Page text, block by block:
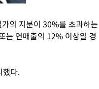
의 지분이 30%를 초과하는
는 연매출의 12% 이상일 경
했다.